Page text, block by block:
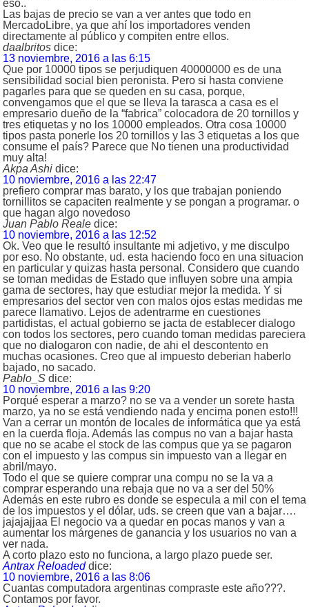
eso..
Las bajas de precio se van a ver antes que todo en
MercadoLibre, ya que ahí los importadores venden
directamente al público y compiten entre ellos.
daalbritos dice:
13 noviembre, 2016 a las 6:15
Que por 10000 tipos se perjudiquen 40000000 es de una
sensibilidad social bien peronista. Pero si hasta conviene
pagarles para que se queden en su casa, porque,
convengamos que el que se lleva la tarasca a casa es el
empresario dueño de la “fabrica” colocadora de 20 tornillos y
tres etiquetas y no los 10000 empleados. Otra cosa 10000
tipos pasta ponerle los 20 tornillos y las 3 etiquetas a los que
consume el país? Parece que No tienen una productividad
muy alta!
Akpa Ashi dice:
10 noviembre, 2016 a las 22:47
prefiero comprar mas barato, y los que trabajan poniendo
tornillitos se capaciten realmente y se pongan a programar. o
que hagan algo novedoso
Juan Pablo Reale dice:
10 noviembre, 2016 a las 12:52
Ok. Veo que le resultó insultante mi adjetivo, y me disculpo
por eso. No obstante, ud. esta haciendo foco en una situacion
en particular y quizas hasta personal. Considero que cuando
se toman medidas de Estado que influyen sobre una ampia
gama de sectores, hay que estudiar mejor la medida. Y si
empresarios del sector ven con malos ojos estas medidas me
parece llamativo. Lejos de adentrarme en cuestiones
partidistas, el actual gobierno se jacta de establecer dialogo
con todos los sectores, pero cuando toman medidas pareciera
que no dialogaron con nadie, de ahi el descontento en
muchas ocasiones. Creo que al impuesto deberian haberlo
bajado, no sacado.
Pablo_S dice:
10 noviembre, 2016 a las 9:20
Porqué esperar a marzo? no se va a vender un sorete hasta
marzo, ya no se está vendiendo nada y encima ponen esto!!!
Van a cerrar un montón de locales de informática que ya está
en la cuerda floja. Además las compus no van a bajar hasta
que no se acabe el stock de las compus que ya se pagaron
con el impuesto y las compus sin impuesto van a llegar en
abril/mayo.
Todo el que se quiere comprar una compu no se la va a
comprar esperando una rebaja que no va a ser del 50%
Además en este rubro es donde se especula a mil con el tema
de los impuestos y el dólar, uds. se creen que van a bajar….
jajajajjaa El negocio va a quedar en pocas manos y van a
aumentar los márgenes de ganancia y los usuarios no van a
ver nada.
A corto plazo esto no funciona, a largo plazo puede ser.
Antrax Reloaded dice:
10 noviembre, 2016 a las 8:06
Cuantas computadora argentinas compraste este año???.
Contamos por favor.